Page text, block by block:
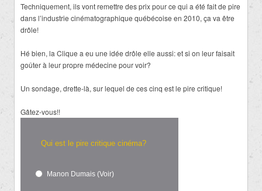
Techniquement, ils vont remettre des prix pour ce qui a été fait de pire
dans l’industrie cinématographique québécoise en 2010, ça va être
drôle!
Hé bien, la Clique a eu une idée drôle elle aussi: et si on leur faisait
goûter à leur propre médecine pour voir?
Un sondage, drette-là, sur lequel de ces cinq est le pire critique!
Gâtez-vous!!
Qui est le pire critique cinéma?
Manon Dumais (Voir)